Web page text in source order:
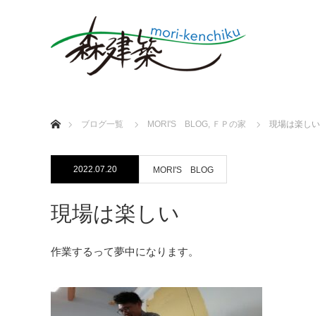
ブログ一覧
MORI'S BLOG, ＦＰの家 現場は楽しい
2022.07.20 MORI'S BLOG
現場は楽しい
作業するって夢中になります。